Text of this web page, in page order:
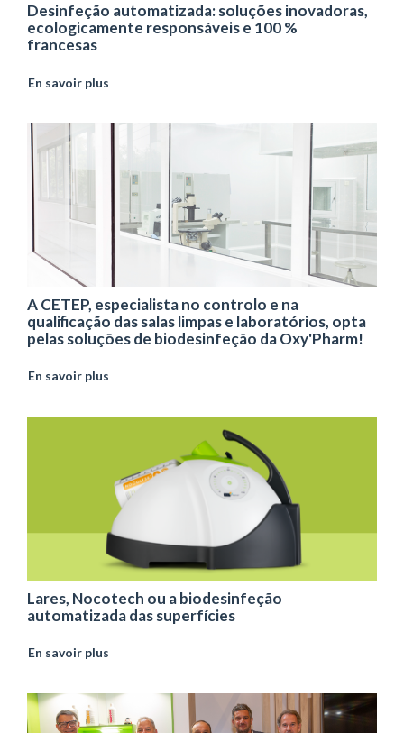
Desinfeção automatizada: soluções inovadoras,
ecologicamente responsáveis e 100 %
francesas
En savoir plus
A CETEP, especialista no controlo e na
qualificação das salas limpas e laboratórios, opta
pelas soluções de biodesinfeção da Oxy'Pharm!
En savoir plus
Lares, Nocotech ou a biodesinfeção
automatizada das superfícies
En savoir plus